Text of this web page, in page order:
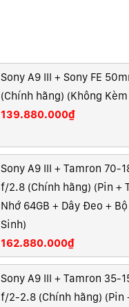
Sony A9 III + Sony FE
(Chính hãng) (Không Kèm
139.880.000₫
Sony A9 III + Tamron 70-
f/2.8 (Chính hãng) (Pin +
Nhớ 64GB + Dây Đeo +
Sinh)
162.880.000₫
Sony A9 III + Tamron 35-
f/2-2.8 (Chính hãng) (Pin